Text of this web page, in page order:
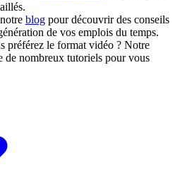
blog pour découvrir des conseils
de vos emplois du temps.
préférez le format vidéo ? Notre
de nombreux tutoriels pour vous